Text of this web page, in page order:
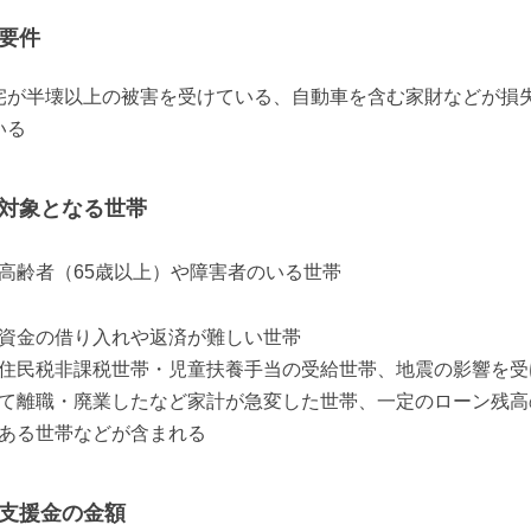
件
が半壊以上の被害を受けている、自動車を含む家財などが損
る
象となる世帯
齢者（65歳以上）や障害者のいる世帯
金の借り入れや返済が難しい世帯
民税非課税世帯・児童扶養手当の受給世帯、地震の影響を受
離職・廃業したなど家計が急変した世帯、一定のローン残
る世帯などが含まれる
援金の金額